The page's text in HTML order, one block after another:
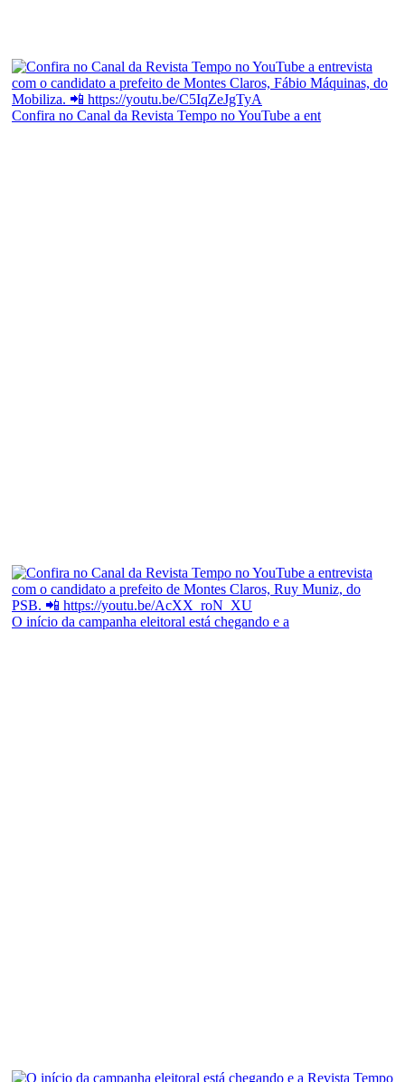
Confira no Canal da Revista Tempo no YouTube a ent
O início da campanha eleitoral está chegando e a